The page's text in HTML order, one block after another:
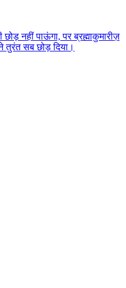
नहीं पाऊंगा, पर ब्रह्माकुमारीज़
सब छोड़ दिया।